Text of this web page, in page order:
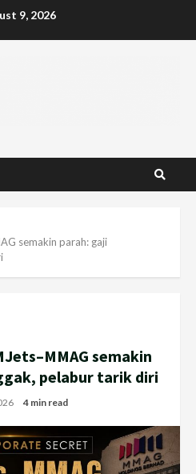
9, 2026
semakin parah: gaji
semakin
pelabur tarik diri
4 min read